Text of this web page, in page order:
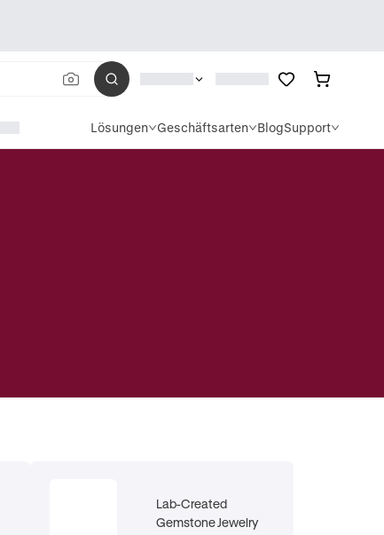
Lösungen Geschäftsarten BlogSupport
Lab-Created
Gemstone Jewelry